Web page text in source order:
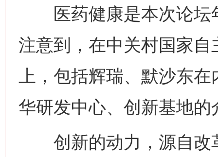
医药健康是本次论坛
注意到，在中关村国家
上，包括辉瑞、默沙东
华研发中心、创新基地的
创新的动力，源自改革